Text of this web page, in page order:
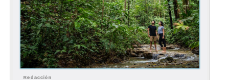
Pero no sólo esos espacios están repletos de
toques artísticos, también sus centros de consumo
fueron sumergidos entre arte contemporánea y
Redacción